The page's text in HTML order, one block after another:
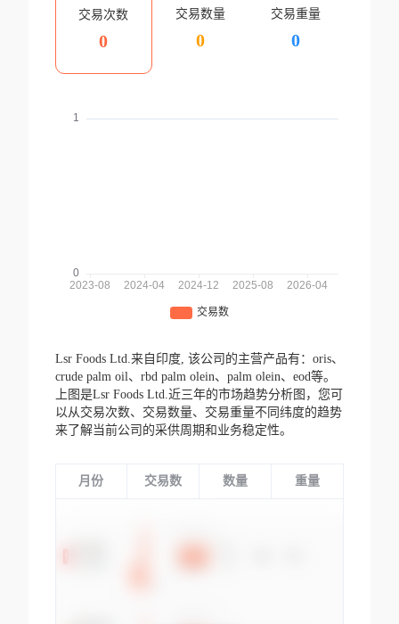
交易次数
0
交易数量
0
交易重量
0
Lsr Foods Ltd.来自印度, 该公司的主营产品有：oris、
crude palm oil、rbd palm olein、palm olein、eod等。
上图是Lsr Foods Ltd.近三年的市场趋势分析图，您可
以从交易次数、交易数量、交易重量不同纬度的趋势
来了解当前公司的采供周期和业务稳定性。
月份 交易数 数量 重量